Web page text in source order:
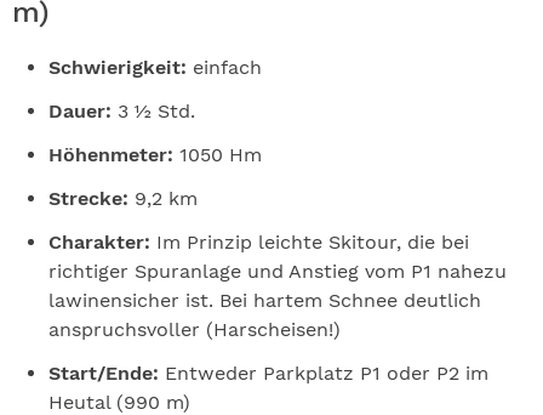
m)
Schwierigkeit: einfach
Dauer: 3 ½ Std.
Höhenmeter: 1050 Hm
Strecke: 9,2 km
Charakter: Im Prinzip leichte Skitour, die bei
richtiger Spuranlage und Anstieg vom P1 nahezu
lawinensicher ist. Bei hartem Schnee deutlich
anspruchsvoller (Harscheisen!)
Start/Ende: Entweder Parkplatz P1 oder P2 im
Heutal (990 m)